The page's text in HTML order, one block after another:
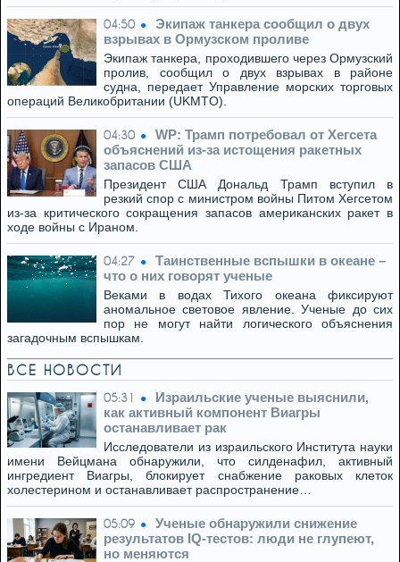
04:50
Экипаж танкера сообщил о двух
взрывах в Ормузском проливе
Экипаж танкера, проходившего через Ормузский
пролив, сообщил о двух взрывах в районе
судна, передает Управление морских торговых
операций Великобритании (UKMTO).
04:30
WP: Трамп потребовал от Хегсета
объяснений из-за истощения ракетных
запасов США
Президент США Дональд Трамп вступил в
резкий спор с министром войны Питом Хегсетом
из-за критического сокращения запасов американских ракет в
ходе войны с Ираном.
04:27
Таинственные вспышки в океане –
что о них говорят ученые
Веками в водах Тихого океана фиксируют
аномальное световое явление. Ученые до сих
пор не могут найти логического объяснения
загадочным вспышкам.
ВСЕ НОВОСТИ
05:31
Израильские ученые выяснили,
как активный компонент Виагры
останавливает рак
Исследователи из израильского Института науки
имени Вейцмана обнаружили, что силденафил, активный
ингредиент Виагры, блокирует снабжение раковых клеток
холестерином и останавливает распространение…
05:09
Ученые обнаружили снижение
результатов IQ-тестов: люди не глупеют,
но меняются